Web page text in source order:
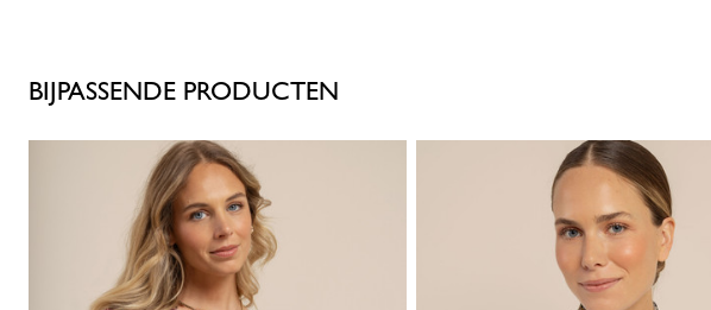
BIJPASSENDE PRODUCTEN